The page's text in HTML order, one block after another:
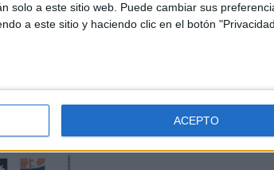
solo a este sitio web. Puede cambiar sus
a este sitio y haciendo clic en el botón
ACEPTO